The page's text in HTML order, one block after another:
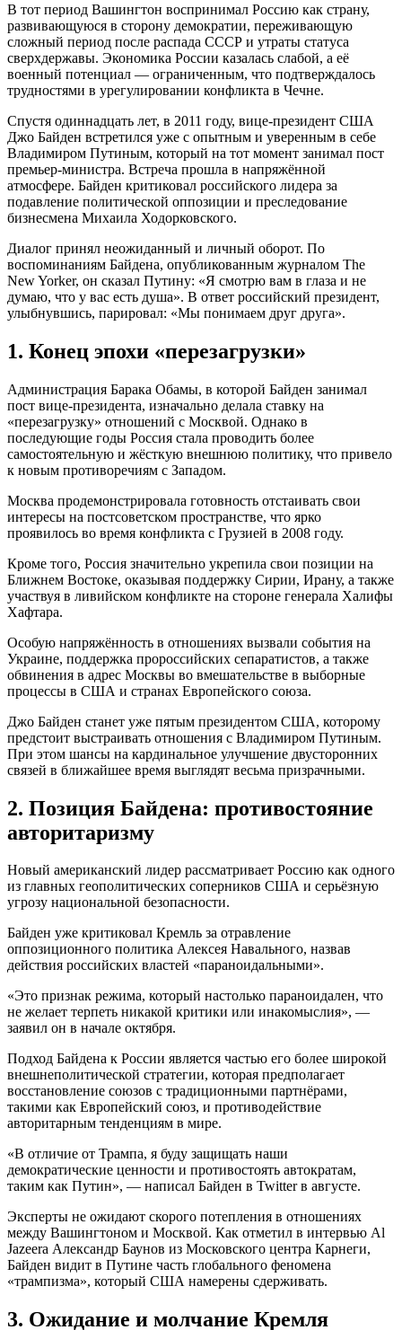
В тот период Вашингтон воспринимал Россию как страну,
развивающуюся в сторону демократии, переживающую
сложный период после распада СССР и утраты статуса
сверхдержавы. Экономика России казалась слабой, а её
военный потенциал — ограниченным, что подтверждалось
трудностями в урегулировании конфликта в Чечне.
Спустя одиннадцать лет, в 2011 году, вице-президент США
Джо Байден встретился уже с опытным и уверенным в себе
Владимиром Путиным, который на тот момент занимал пост
премьер-министра. Встреча прошла в напряжённой
атмосфере. Байден критиковал российского лидера за
подавление политической оппозиции и преследование
бизнесмена Михаила Ходорковского.
Диалог принял неожиданный и личный оборот. По
воспоминаниям Байдена, опубликованным журналом The
New Yorker, он сказал Путину: «Я смотрю вам в глаза и не
думаю, что у вас есть душа». В ответ российский президент,
улыбнувшись, парировал: «Мы понимаем друг друга».
1. Конец эпохи «перезагрузки»
Администрация Барака Обамы, в которой Байден занимал
пост вице-президента, изначально делала ставку на
«перезагрузку» отношений с Москвой. Однако в
последующие годы Россия стала проводить более
самостоятельную и жёсткую внешнюю политику, что привело
к новым противоречиям с Западом.
Москва продемонстрировала готовность отстаивать свои
интересы на постсоветском пространстве, что ярко
проявилось во время конфликта с Грузией в 2008 году.
Кроме того, Россия значительно укрепила свои позиции на
Ближнем Востоке, оказывая поддержку Сирии, Ирану, а также
участвуя в ливийском конфликте на стороне генерала Халифы
Хафтара.
Особую напряжённость в отношениях вызвали события на
Украине, поддержка пророссийских сепаратистов, а также
обвинения в адрес Москвы во вмешательстве в выборные
процессы в США и странах Европейского союза.
Джо Байден станет уже пятым президентом США, которому
предстоит выстраивать отношения с Владимиром Путиным.
При этом шансы на кардинальное улучшение двусторонних
связей в ближайшее время выглядят весьма призрачными.
2. Позиция Байдена: противостояние
авторитаризму
Новый американский лидер рассматривает Россию как одного
из главных геополитических соперников США и серьёзную
угрозу национальной безопасности.
Байден уже критиковал Кремль за отравление
оппозиционного политика Алексея Навального, назвав
действия российских властей «параноидальными».
«Это признак режима, который настолько параноидален, что
не желает терпеть никакой критики или инакомыслия», —
заявил он в начале октября.
Подход Байдена к России является частью его более широкой
внешнеполитической стратегии, которая предполагает
восстановление союзов с традиционными партнёрами,
такими как Европейский союз, и противодействие
авторитарным тенденциям в мире.
«В отличие от Трампа, я буду защищать наши
демократические ценности и противостоять автократам,
таким как Путин», — написал Байден в Twitter в августе.
Эксперты не ожидают скорого потепления в отношениях
между Вашингтоном и Москвой. Как отметил в интервью Al
Jazeera Александр Баунов из Московского центра Карнеги,
Байден видит в Путине часть глобального феномена
«трампизма», который США намерены сдерживать.
3. Ожидание и молчание Кремля